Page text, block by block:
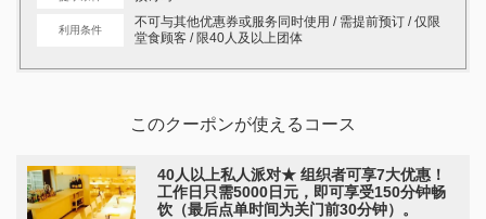
利用条件
不可与其他优惠券或服务同时使用 / 需提前预订 / 仅限
堂食顾客 / 限40人及以上团体
このクーポンが使えるコース
40人以上私人派对★ 组织者可享7大优惠！
工作日只需5000日元，即可享受150分钟畅
饮（最后点单时间为关门前30分钟）。